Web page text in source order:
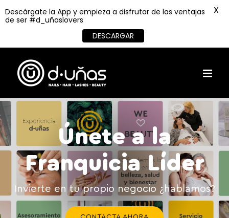
content
Únete a la
Franquicia Líder
Invierte en tu propio negocio ¿hablamos?
Descárgate la App y empieza a disfrutar de las ventajas
de ser #d_uñaslovers
DESCARGAR
X